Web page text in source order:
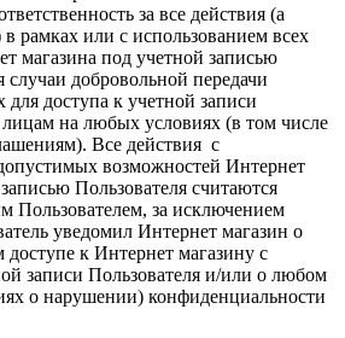
за все действия (а
рамках или с использованием всех
магазина под учетной записью
случаи добровольной передачи
доступа к учетной записи
лицам на любых условиях (в том числе
Все действия с
возможностей Интернет
Пользователя считаются
Пользователем, за исключением
уведомил Интернет магазин о
к Интернет магазину с
записи Пользователя и/или о любом
о нарушении) конфиденциальности